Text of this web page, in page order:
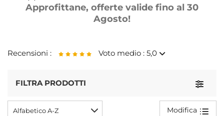
Approfittane, offerte valide fino al 30
Agosto!
Recensioni : Voto medio : 5,0
Raymarine ELEMENT 12 S GPS 12"
tutto bene. Esperienza molto positiva, articolo spedito in
tempi brevi
FILTRA PRODOTTI
Alfabetico A-Z Modifica